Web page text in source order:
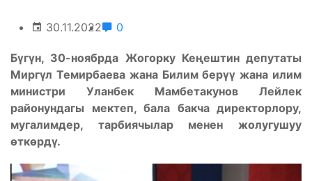
30.11.2022 0
Бүгүн, 30-ноябрда Жогорку Кеңештин депутаты
Миргүл Темирбаева жана Билим берүү жана илим
министри Уланбек Мамбетакунов Лейлек
районундагы мектеп, бала бакча директорлору,
мугалимдер, тарбиячылар менен жолугушуу
өткөрдү.